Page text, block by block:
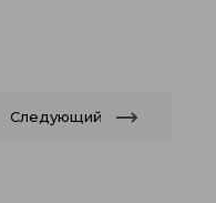
Следующий